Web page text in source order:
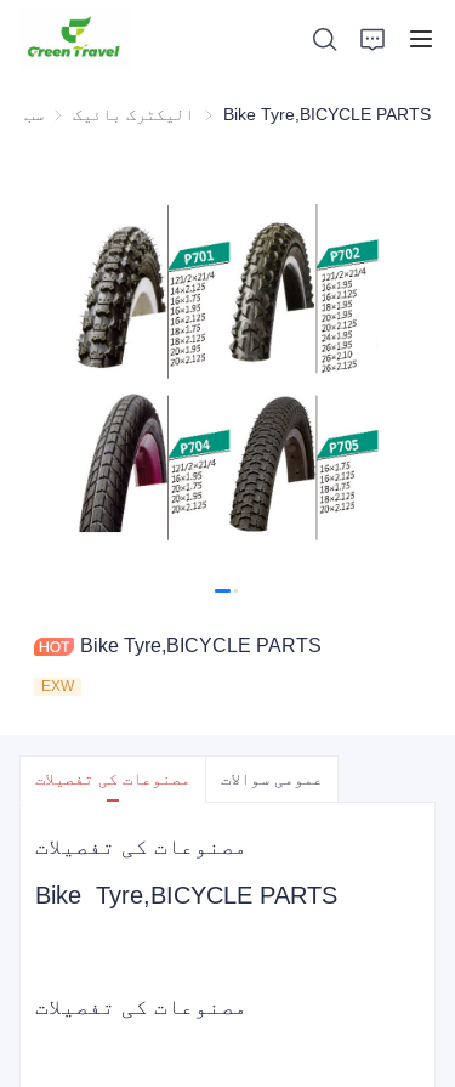
سب الیکٹرک بائیک الیکٹرک بائیک
Bike Tyre,BICYCLE PARTS
Bike Tyre,BICYCLE PARTS
EXW
مصنوعات کی تفصیلات عمومی سوالات
مصنوعات کی تفصیلات
Bike Tyre,BICYCLE PARTS
مصنوعات کی تفصیلات
مصنوعات
ہمارے بارے میں
خبریں اور تعاون کے معاملات
مینوفیکچرنگ اڈے اور عمل
حمایت